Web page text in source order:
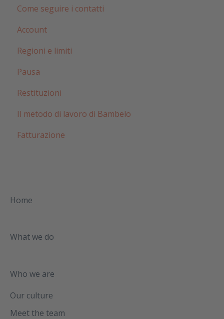
Come seguire i contatti
Account
Regioni e limiti
Pausa
Restituzioni
Il metodo di lavoro di Bambelo
Fatturazione
Home
What we do
Who we are
Our culture
Meet the team